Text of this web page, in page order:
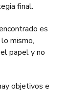
final.
es
mismo,
papel y no
objetivos e